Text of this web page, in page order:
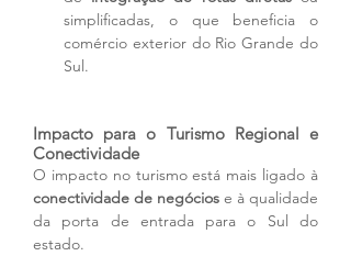
simplificadas, o que beneficia o
comércio exterior do Rio Grande do
Sul.
Impacto para o Turismo Regional e
Conectividade
conectividade de negócios e à qualidade
da porta de entrada para o Sul do
estado.